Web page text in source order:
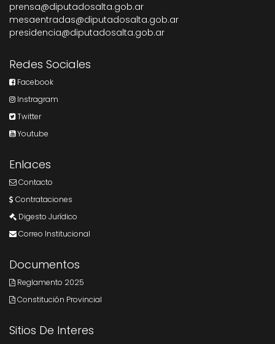
prensa@diputadosalta.gob.ar
mesaentradas@diputadosalta.gob.ar
presidencia@diputadosalta.gob.ar
Redes Sociales
Facebook
Instragram
Twitter
Youtube
Enlaces
Contacto
Contrataciones
Digesto Jurídico
Correo Institucional
Documentos
Reglamento 2025
Constitución Provincial
Sitios De Interes